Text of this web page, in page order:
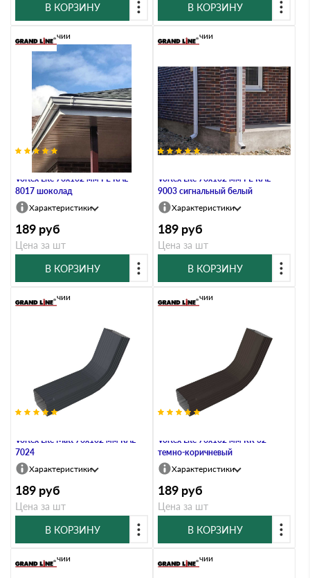
В КОРЗИНУ
В КОРЗИНУ
Колено трубы гофрированное
Vortex Lite 76х102 мм PE RAL
8017 шоколад
В наличии
Характеристики
189 руб
Цена за шт
В КОРЗИНУ
Vortex Lite 76х102 мм PE RAL
9003 сигнальный белый
В наличии
Характеристики
189 руб
Цена за шт
В КОРЗИНУ
Vortex Lite Matt 76х102 мм RAL
7024
В наличии
Характеристики
189 руб
Цена за шт
В КОРЗИНУ
Vortex Lite 76х102 мм RR 32
темно-коричневый
В наличии
Характеристики
189 руб
Цена за шт
В КОРЗИНУ
В наличии В наличии